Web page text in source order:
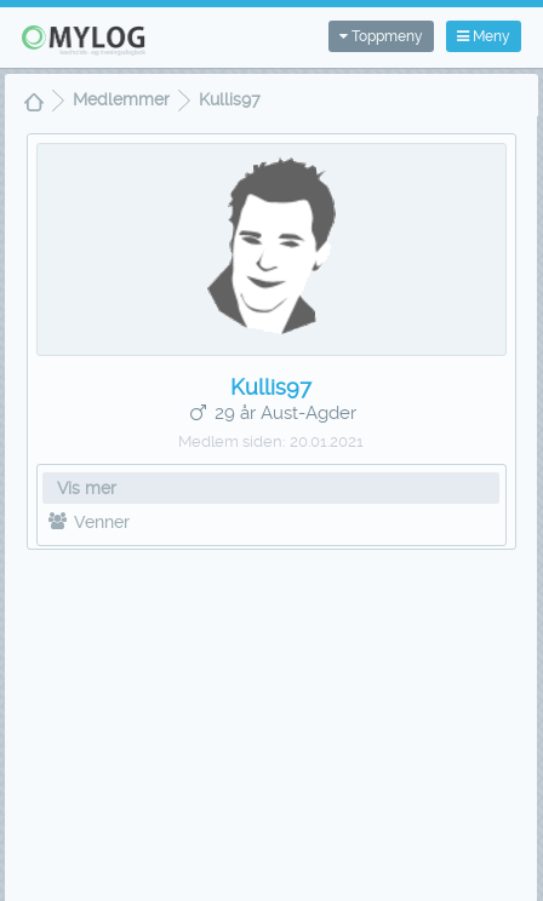
Meny
Toppmeny
Medlemmer Kullis97
Kullis97
29 år Aust-Agder
Medlem siden: 20.01.2021
Vis mer
Venner